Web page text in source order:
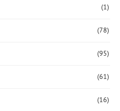
(1)
(78)
(95)
(61)
(16)